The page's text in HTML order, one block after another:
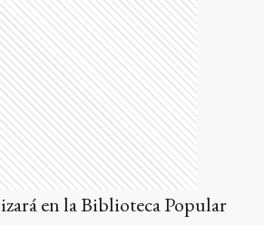
en la Biblioteca Popular